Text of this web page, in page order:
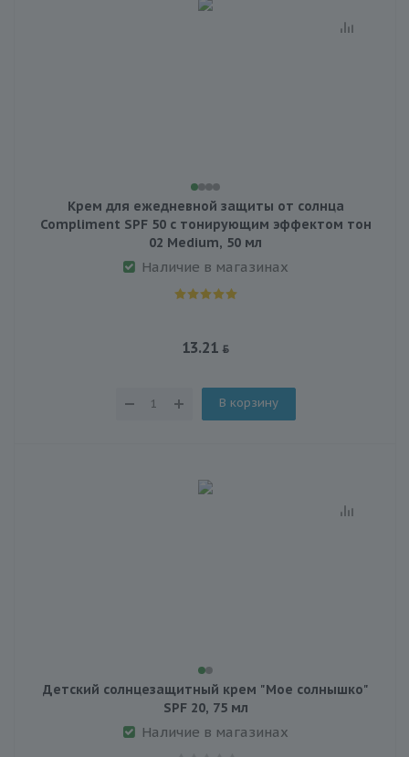
Крем для ежедневной защиты от солнца
Compliment SPF 50 с тонирующим эффектом тон
02 Medium, 50 мл
Наличие в магазинах
13.21
В корзину
Детский солнцезащитный крем "Мое солнышко"
SPF 20, 75 мл
Наличие в магазинах